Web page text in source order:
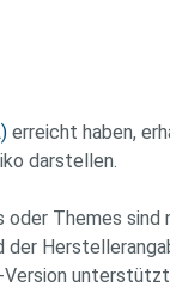
erreicht haben,
darstellen.
oder Themes
der